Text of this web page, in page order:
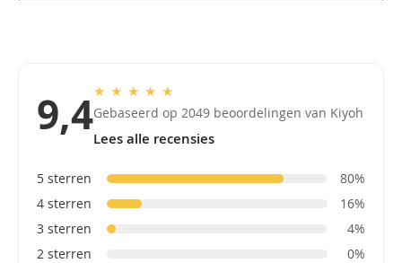
9,4★ ★ ★ ★ ★
Gebaseerd op 2049 beoordelingen van Kiyoh
Lees alle recensies
5 sterren
80%
4 sterren
16%
3 sterren
4%
2 sterren
0%